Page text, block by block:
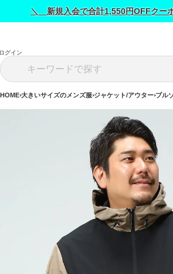
＼ 新規入会で合計1,550円OFFクー
グイン
HOME 大きいサイズのメンズ服 ジャケット/アウター ブル